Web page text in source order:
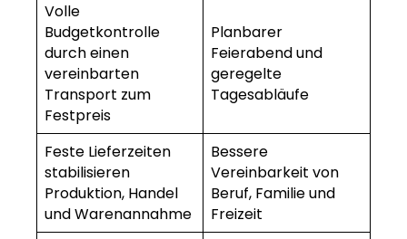
Volle
Budgetkontrolle
durch einen
vereinbarten
Transport zum
Festpreis
Planbarer
Feierabend und
geregelte
Tagesabläufe
Feste Lieferzeiten
stabilisieren
Produktion, Handel
und Warenannahme
Bessere
Vereinbarkeit von
Beruf, Familie und
Freizeit